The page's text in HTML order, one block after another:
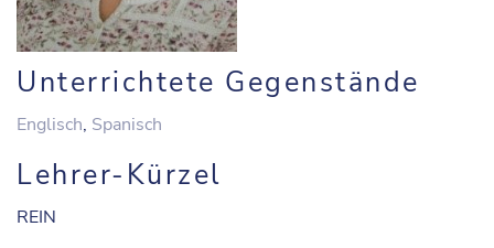
Unterrichtete Gegenstände
Englisch, Spanisch
Lehrer-Kürzel
REIN